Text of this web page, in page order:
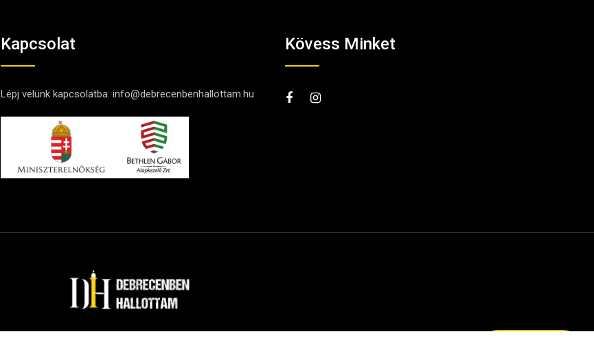
Kapcsolat
Lépj velünk kapcsolatba:info@debrecenbenhallottam.hu
Kövess Minket